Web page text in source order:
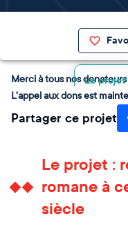
Le projet
Merci à tous nos
L'appel aux dons est
Partager ce projet
Le projet :
romane à
siècle